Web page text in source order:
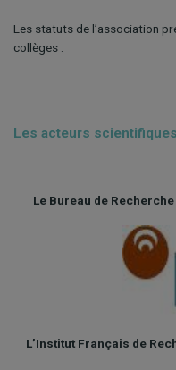
Les statuts de l’association
collèges :
Les acteurs scientifiques
Le Bureau de
L’Institut Français de